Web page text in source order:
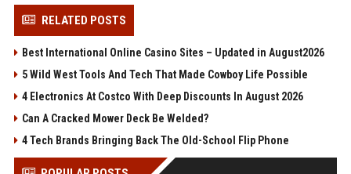
RELATED POSTS
Best International Online Casino Sites – Updated in August2026
5 Wild West Tools And Tech That Made Cowboy Life Possible
4 Electronics At Costco With Deep Discounts In August 2026
Can A Cracked Mower Deck Be Welded?
4 Tech Brands Bringing Back The Old-School Flip Phone